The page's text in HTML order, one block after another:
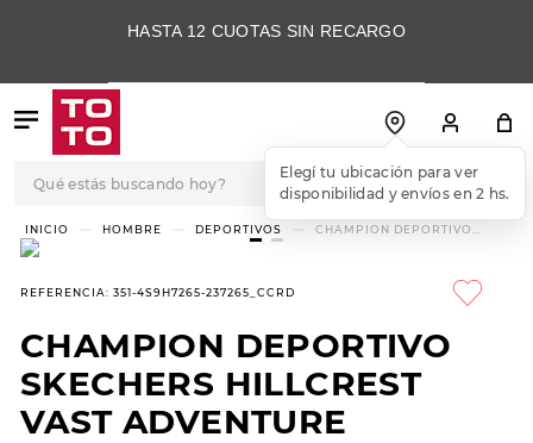
HASTA 12 CUOTAS SIN RECARGO
Elegí tu ubicación para ver
disponibilidad y envíos en 2 hs.
HOMBRE DEPORTIVOS
CHAMPION DEPORTIVO
REFERENCIA: 351-4S9H7265-237265_CCRD
CHAMPION DEPORTIVO
SKECHERS HILLCREST
VAST ADVENTURE
TÉRMINOS MÁS
BUSCADOS
1.
.
skechers slip-ins
4 .
championes